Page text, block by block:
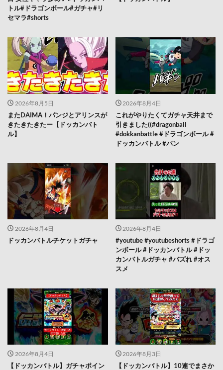
トル#ドラゴンボール#ガチャ#リ
セマラ#shorts
2026年8月5日
またDAIMA！パンジとアリンスが
きたきたきたー【ドッカンバト
ル】
2026年8月4日
これがやりたくてガチャ天井まで
引きました((#dragonball
#dokkanbattle #ドラゴンボール #
ドッカンバトル #パン
2026年8月4日
ドッカンバトルチケットガチャ
2026年8月4日
#youtube #youtubeshorts #ドラゴ
ンボール #ドッカンバトル #ドッ
カンバトルガチャ #バズれ #オス
スメ
2026年8月4日
【ドッカンバトル】ガチャポイン
2026年8月3日
【ドッカンバトル】10連でまさか